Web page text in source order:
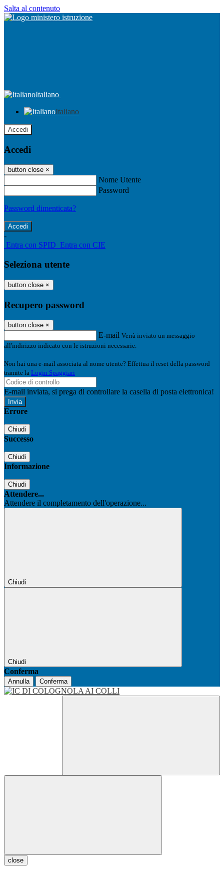
Salta al contenuto
Italiano
Italiano
Accedi
Accedi
button close ×
Nome Utente
Password
Password dimenticata?
-
Entra con SPID Entra con CIE
Seleziona utente
button close ×
Recupero password
button close ×
E-mail Verrà inviato un messaggio
all'indirizzo indicato con le istruzioni necessarie.
Non hai una e-mail associata al nome utente? Effettua il reset della password
tramite la Login Spaggiari
E-mail inviata, si prega di controllare la casella di posta elettronica!
Errore
Chiudi
Successo
Chiudi
Informazione
Chiudi
Attendere...
Attendere il completamento dell'operazione...
Chiudi
Chiudi
Conferma
Annulla Conferma
close